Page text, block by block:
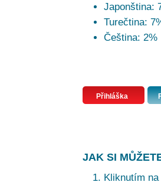
Japonština:
Turečtina:
Čeština: 2%
Přihláška
JAK SI
Kliknutím